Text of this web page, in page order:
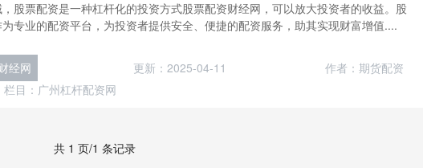
股票配资是一种杠杆化的投资方式股票配资财经网，可以放大投资者的收益。股
专业的配资平台，为投资者提供安全、便捷的配资服务，助其实现财富增值....
经网 更新：2025-04-11
作者：期货配资
栏目： 广州杠杆配资网
共 1 页/1 条记录